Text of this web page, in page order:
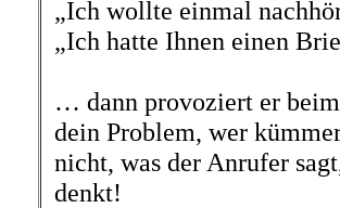
„Ich wollte einmal
„Ich hatte Ihnen einen
… dann provoziert er
dein Problem, wer
nicht, was der Anrufer
denkt!